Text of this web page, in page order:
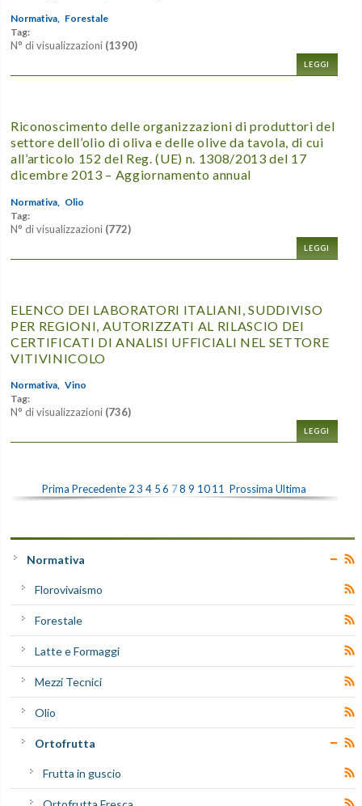
Normativa, Forestale
Tag:
N° di visualizzazioni (1390)
LEGGI
Riconoscimento delle organizzazioni di produttori del
settore dell’olio di oliva e delle olive da tavola, di cui
all’articolo 152 del Reg. (UE) n. 1308/2013 del 17
dicembre 2013 – Aggiornamento annual
Normativa,
Olio
Tag:
N° di visualizzazioni (772)
LEGGI
ELENCO DEI LABORATORI ITALIANI, SUDDIVISO
PER REGIONI, AUTORIZZATI AL RILASCIO DEI
CERTIFICATI DI ANALISI UFFICIALI NEL SETTORE
VITIVINICOLO
Normativa,
Vino
Tag:
N° di visualizzazioni (736)
LEGGI
Prima Precedente 2 3 4 56 78 9 10 11 Prossima Ultima
Normativa
Florovivaismo
Forestale
Latte e Formaggi
Mezzi Tecnici
Olio
Ortofrutta
Frutta in guscio